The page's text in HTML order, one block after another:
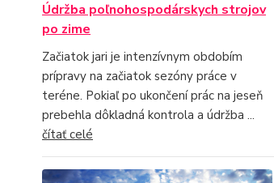
Údržba poľnohospodárskych strojov
po zime
Začiatok jari je intenzívnym obdobím
prípravy na začiatok sezóny práce v
teréne. Pokiaľ po ukončení prác na jeseň
prebehla dôkladná kontrola a údržba ...
čítať celé